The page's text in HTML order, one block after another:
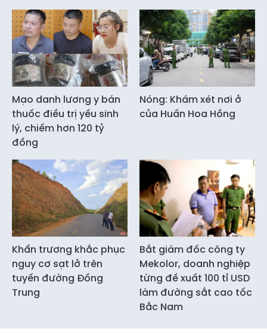
Mạo danh lương y bán
thuốc điều trị yếu sinh
lý, chiếm hơn 120 tỷ
đồng
Nóng: Khám xét nơi ở
của Huấn Hoa Hồng
Khẩn trương khắc phục
nguy cơ sạt lở trên
tuyến đường Đồng
Trung
Bắt giám đốc công ty
Mekolor, doanh nghiệp
từng đề xuất 100 tỉ USD
làm đường sắt cao tốc
Bắc Nam